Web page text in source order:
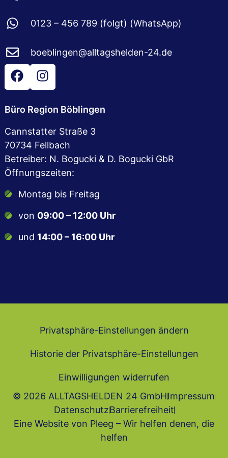
0123 – 456 789 (folgt) (WhatsApp)
boeblingen@alltagshelden-24.de
Büro Region Böblingen
Cannstatter Straße 3
70734 Fellbach
Betreiber: N. Bogucki & D. Bogucki GbR
Öffnungszeiten:
Montag bis Freitag
von 09:00 – 12:00 Uhr
und 14:00 – 16:00 Uhr
Privatsphäre-Einstellungen ändern
Historie der Privatsphäre-Einstellungen
Einwilligungen widerrufen
© 2026 ALLTAGSHELDEN 24 GmbHImpressum
DatenschutzBarrierefrei­heit
Eine Website von Pleeg – Wir helfen denen, die
helfen